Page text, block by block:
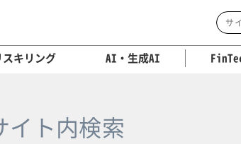
スキリング AI・生成AI
イト内検索